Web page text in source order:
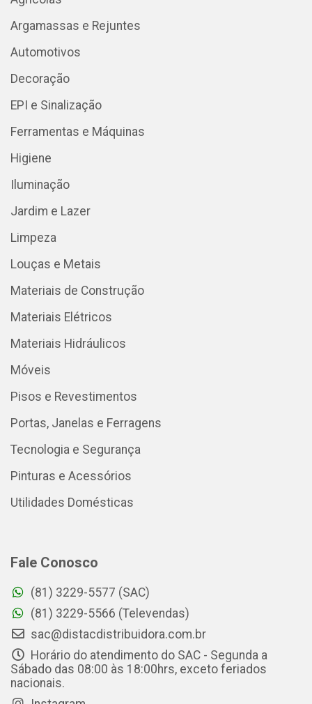
Argamassas e Rejuntes
Automotivos
Decoração
EPI e Sinalização
Ferramentas e Máquinas
Higiene
Iluminação
Jardim e Lazer
Limpeza
Louças e Metais
Materiais de Construção
Materiais Elétricos
Materiais Hidráulicos
Móveis
Pisos e Revestimentos
Portas, Janelas e Ferragens
Tecnologia e Segurança
Pinturas e Acessórios
Utilidades Domésticas
Fale Conosco
(81) 3229-5577 (SAC)
(81) 3229-5566 (Televendas)
sac@distacdistribuidora.com.br
Horário do atendimento do SAC - Segunda a
Sábado das 08:00 às 18:00hrs, exceto feriados
nacionais.